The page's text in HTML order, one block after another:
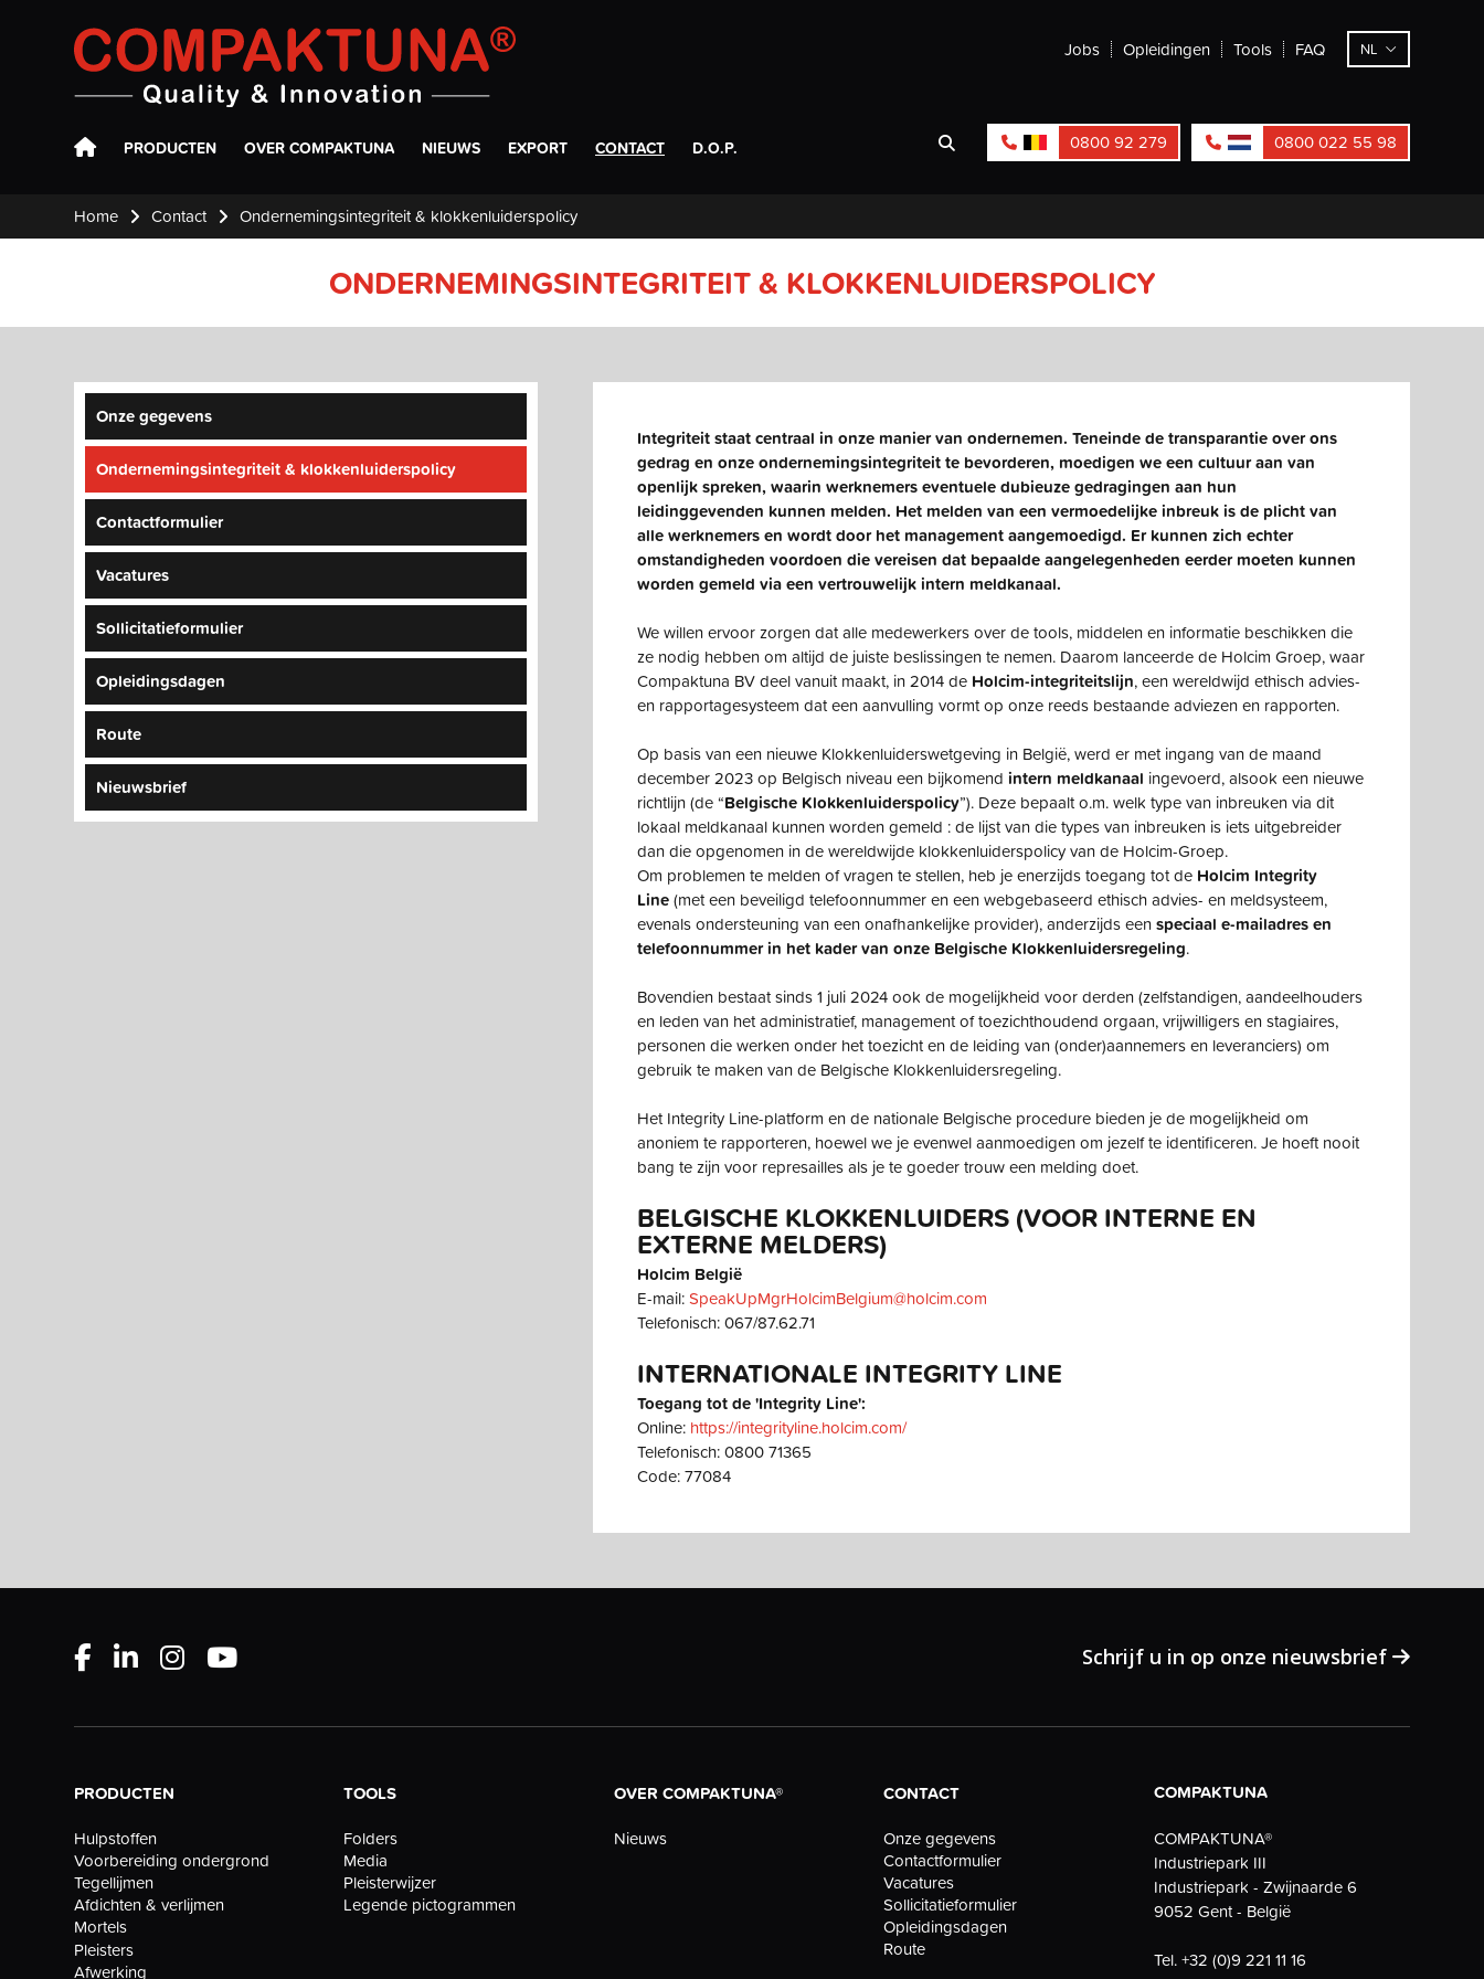
Compaktuna Jobs Opleidingen Tools FAQ NL
PRODUCTEN OVER COMPAKTUNA NIEUWS EXPORT CONTACT D.O.P. 0800 92 279 0800 022 55 98
Home Contact Ondernemingsintegriteit & klokkenluiderspolicy
ONDERNEMINGSINTEGRITEIT & KLOKKENLUIDERSPOLICY
Onze gegevens
Ondernemingsintegriteit & klokkenluiderspolicy
Contactformulier
Vacatures
Sollicitatieformulier
Opleidingsdagen
Route
Nieuwsbrief
Integriteit staat centraal in onze manier van ondernemen. Teneinde de transparantie over ons
gedrag en onze ondernemingsintegriteit te bevorderen, moedigen we een cultuur aan van
openlijk spreken, waarin werknemers eventuele dubieuze gedragingen aan hun
leidinggevenden kunnen melden. Het melden van een vermoedelijke inbreuk is de plicht van
alle werknemers en wordt door het management aangemoedigd. Er kunnen zich echter
omstandigheden voordoen die vereisen dat bepaalde aangelegenheden eerder moeten kunnen
worden gemeld via een vertrouwelijk intern meldkanaal.
We willen ervoor zorgen dat alle medewerkers over de tools, middelen en informatie beschikken die
ze nodig hebben om altijd de juiste beslissingen te nemen. Daarom lanceerde de Holcim Groep, waar
Compaktuna BV deel vanuit maakt, in 2014 de Holcim-integriteitslijn, een wereldwijd ethisch advies-
en rapportagesysteem dat een aanvulling vormt op onze reeds bestaande adviezen en rapporten.
Op basis van een nieuwe Klokkenluiderswetgeving in België, werd er met ingang van de maand
december 2023 op Belgisch niveau een bijkomend intern meldkanaal ingevoerd, alsook een nieuwe
richtlijn (de “Belgische Klokkenluiderspolicy”). Deze bepaalt o.m. welk type van inbreuken via dit
lokaal meldkanaal kunnen worden gemeld : de lijst van die types van inbreuken is iets uitgebreider
dan die opgenomen in de wereldwijde klokkenluiderspolicy van de Holcim-Groep.
Om problemen te melden of vragen te stellen, heb je enerzijds toegang tot de Holcim Integrity
Line(met een beveiligd telefoonnummer en een webgebaseerd ethisch advies- en meldsysteem,
evenals ondersteuning van een onafhankelijke provider), anderzijds eenspeciaal e-mailadres en
telefoonnummer in het kader van onze Belgische Klokkenluidersregeling.
Bovendien bestaat sinds 1 juli 2024 ook de mogelijkheid voor derden (zelfstandigen, aandeelhouders
en leden van het administratief, management of toezichthoudend orgaan, vrijwilligers en stagiaires,
personen die werken onder het toezicht en de leiding van (onder)aannemers en leveranciers) om
gebruik te maken van de Belgische Klokkenluidersregeling.
Het Integrity Line-platform en de nationale Belgische procedure bieden je de mogelijkheid om
anoniem te rapporteren, hoewel we je evenwel aanmoedigen om jezelf te identificeren. Je hoeft nooit
bang te zijn voor represailles als je te goeder trouw een melding doet.
BELGISCHE KLOKKENLUIDERS (VOOR INTERNE EN
EXTERNE MELDERS)
Holcim België
E-mail:SpeakUpMgrHolcimBelgium@holcim.com
Telefonisch: 067/87.62.71
INTERNATIONALE INTEGRITY LINE
Toegang tot de 'Integrity Line':
Online: https://integrityline.holcim.com/
Telefonisch: 0800 71365
Code: 77084
Schrijf u in op onze nieuwsbrief
PRODUCTEN
Hulpstoffen
Voorbereiding ondergrond
Tegellijmen
Afdichten & verlijmen
Mortels
Pleisters
Afwerking
TOOLS
Folders
Media
Pleisterwijzer
Legende pictogrammen
OVER COMPAKTUNA®
Nieuws
CONTACT
Onze gegevens
Contactformulier
Vacatures
Sollicitatieformulier
Opleidingsdagen
Route
COMPAKTUNA
COMPAKTUNA®
Industriepark III
Industriepark - Zwijnaarde 6
9052 Gent - België
Tel.+32 (0)9 221 11 16